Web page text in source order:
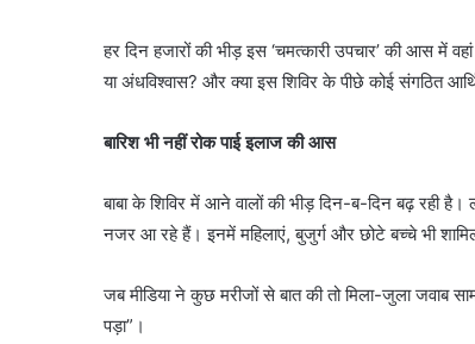
हर दिन हजारों की भीड़ इस ‘चमत्कारी उपचार’ की आस
या अंधविश्वास? और क्या इस शिविर के पीछे कोई संगठित
बारिश भी नहीं रोक पाई इलाज की आस
बाबा के शिविर में आने वालों की भीड़ दिन-ब-दिन बढ़ रही
नजर आ रहे हैं। इनमें महिलाएं, बुजुर्ग और छोटे बच्चे भी
जब मीडिया ने कुछ मरीजों से बात की तो मिला-जुला जवाब
पड़ा”।